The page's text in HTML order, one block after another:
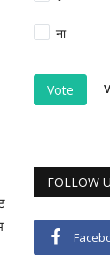
ना
Vote
FOLLOW